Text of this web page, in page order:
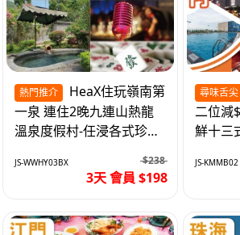
熱門推介
一泉 連住2晚九連山熱龍
溫泉度假村-任浸各式珍稀
JS-WWHY03BX $238
3天 會員 $198
尋味舌尖
二位減
鮮十三
2天
JS-KMMB02